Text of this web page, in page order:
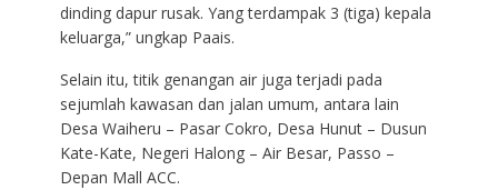
dinding dapur rusak. Yang terdampak 3 (tiga) kepala
keluarga,” ungkap Paais.
Selain itu, titik genangan air juga terjadi pada
sejumlah kawasan dan jalan umum, antara lain
Desa Waiheru – Pasar Cokro, Desa Hunut – Dusun
Kate-Kate, Negeri Halong – Air Besar, Passo –
Depan Mall ACC.